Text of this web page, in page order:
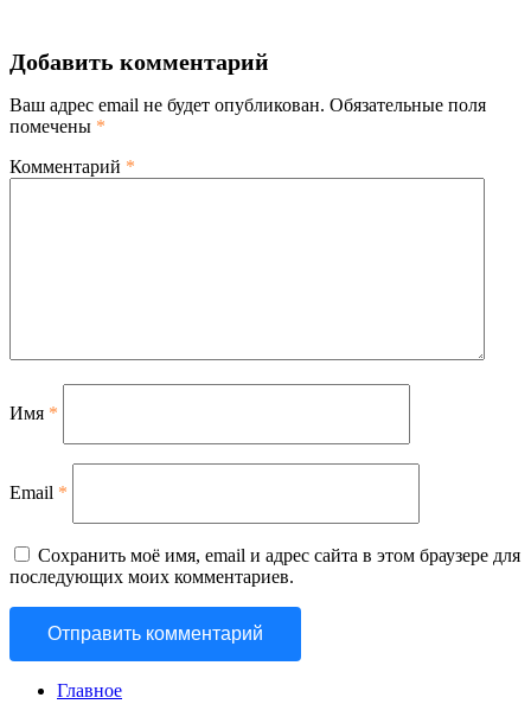
Добавить комментарий
Ваш адрес email не будет опубликован. Обязательные поля
помечены *
Комментарий *
Имя *
Email *
Сохранить моё имя, email и адрес сайта в этом браузере для
последующих моих комментариев.
Главное